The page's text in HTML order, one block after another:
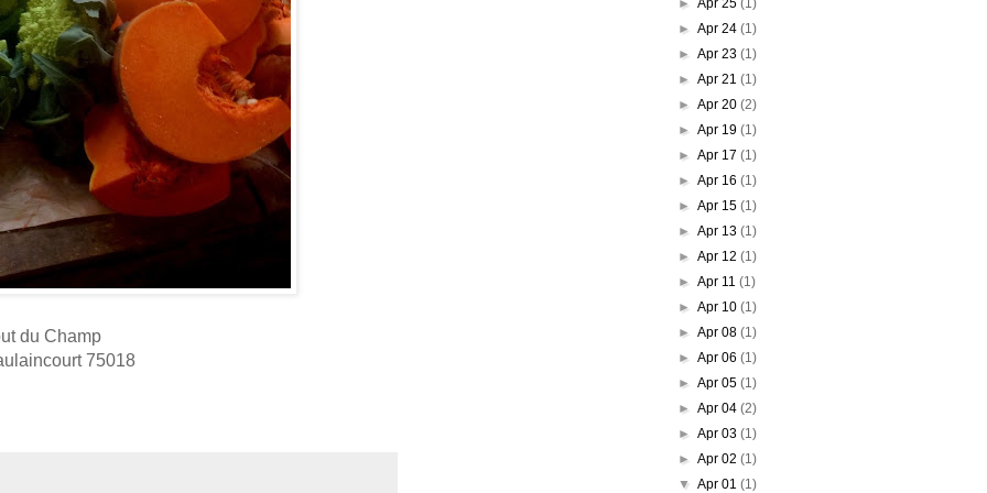
du Champ
75018
►Apr 25(1)
►Apr 24(1)
►Apr 23(1)
►Apr 21(1)
►Apr 20(2)
►Apr 19(1)
►Apr 17(1)
►Apr 16(1)
►Apr 15(1)
►Apr 13(1)
►Apr 12(1)
►Apr 11(1)
►Apr 10(1)
►Apr 08(1)
►Apr 06(1)
►Apr 05(1)
►Apr 04(2)
►Apr 03(1)
►Apr 02(1)
▼Apr 01(1)